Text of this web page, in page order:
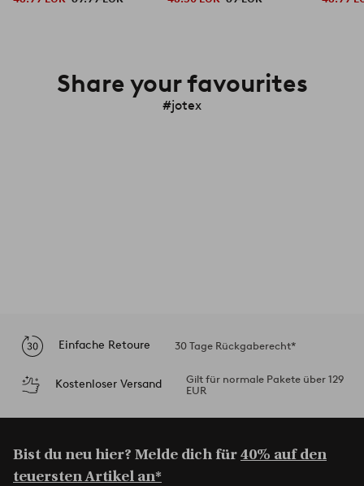
Share your favourites
#jotex
Einfache Retoure 30 Tage Rückgaberecht*
Kostenloser Versand
Gilt für normale Pakete über 129
EUR
Bist du neu hier? Melde dich für40% auf den
teuersten Artikel an*